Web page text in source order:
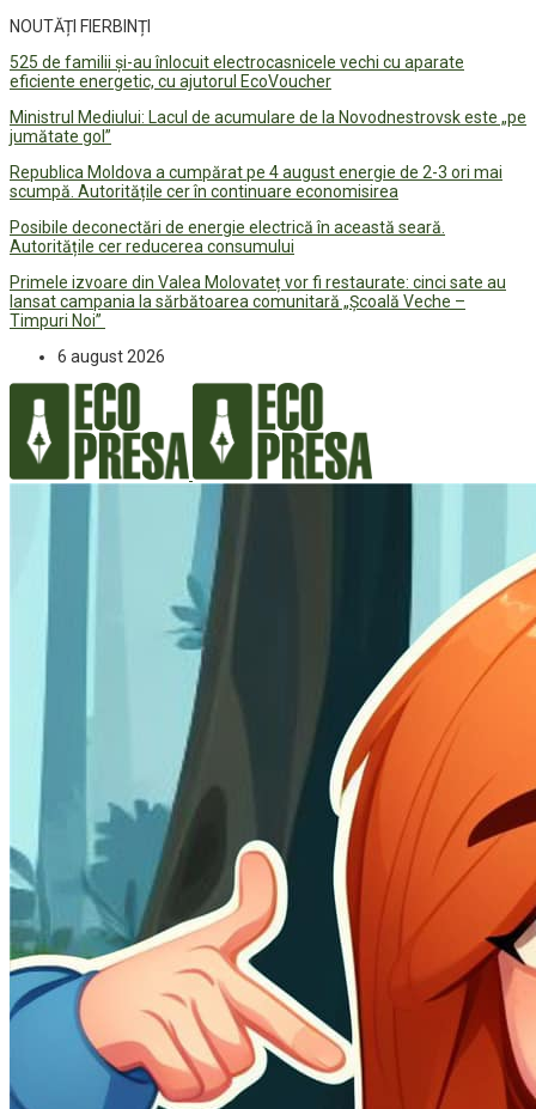
NOUTĂȚI FIERBINȚI
525 de familii și-au înlocuit electrocasnicele vechi cu aparate
eficiente energetic, cu ajutorul EcoVoucher
Ministrul Mediului: Lacul de acumulare de la Novodnestrovsk este „pe
jumătate gol”
Republica Moldova a cumpărat pe 4 august energie de 2-3 ori mai
scumpă. Autoritățile cer în continuare economisirea
Posibile deconectări de energie electrică în această seară.
Autoritățile cer reducerea consumului
Primele izvoare din Valea Molovateț vor fi restaurate: cinci sate au
lansat campania la sărbătoarea comunitară „Școală Veche –
Timpuri Noi”
6 august 2026